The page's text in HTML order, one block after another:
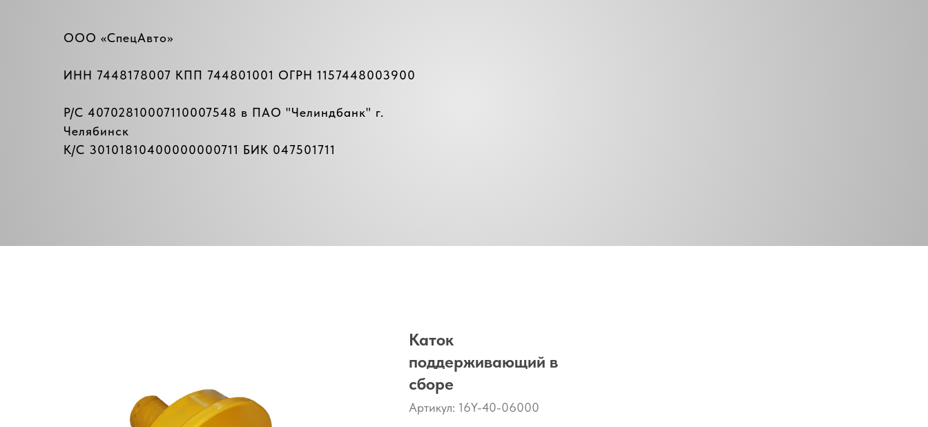
ООО «СпецАвто»
ИНН 7448178007 КПП 744801001 ОГРН 1157448003900
Р/C 40702810007110007548 в ПАО "Челиндбанк" г.
Челябинск
К/C 30101810400000000711 БИК 047501711
Каток
поддерживающий в
сборе
Артикул: 16Y-40-06000